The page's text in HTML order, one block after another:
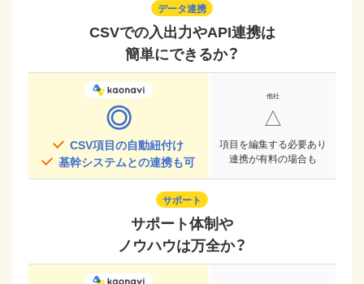
データ連携
CSVでの入出力やAPI連携は
簡単にできるか？
◎
CSV項目の自動紐付け
基幹システムとの連携も可
△
項目を編集する必要あり
連携が有料の場合も
サポート
サポート体制や
ノウハウは万全か？